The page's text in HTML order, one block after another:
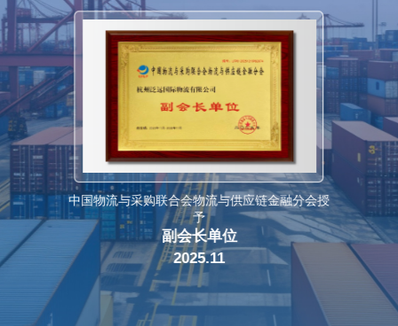
中国物流与采购联合会物流与供应链金融分会授
予
副会长单位
2025.11